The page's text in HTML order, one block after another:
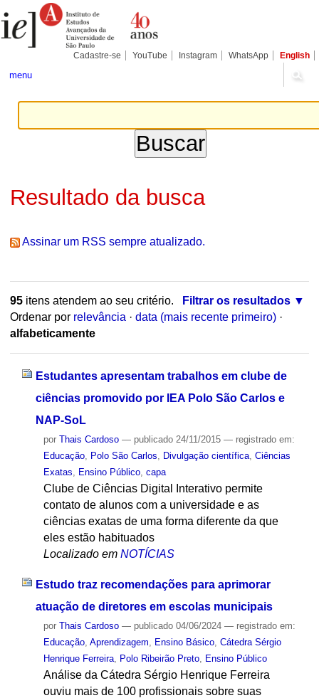
para
conteúdo.
Pessoais
Cadastre-se YouTube Instagram WhatsApp English
menu
Resultado da busca
Assinar um RSS sempre atualizado.
95itens atendem ao seu critério.
Filtrar os resultados
Ordenar por relevância · data (mais recente primeiro) ·
alfabeticamente
Estudantes apresentam trabalhos em clube de
ciências promovido por IEA Polo São Carlos e
NAP-SoL
por Thais Cardoso — publicado24/11/2015 — registrado em:
Educação, Polo São Carlos Divulgação científica, Ciências
Exatas
Ensino Público, capa
Clube de Ciências Digital Interativo permite
contato de alunos com a universidade e as
ciências exatas de uma forma diferente da que
eles estão habituados
Localizado em NOTÍCIAS
Estudo traz recomendações para aprimorar
atuação de diretores em escolas municipais
por Thais Cardoso — publicado04/06/2024 — registrado em:
Educação, Aprendizagem Ensino Básico, Cátedra Sérgio
Henrique Ferreira, Polo Ribeirão Preto, Ensino Público
Análise da Cátedra Sérgio Henrique Ferreira
ouviu mais de 100 profissionais sobre suas